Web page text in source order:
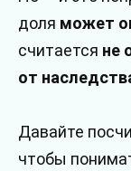
доля может
считается не
от
Давайте
чтобы